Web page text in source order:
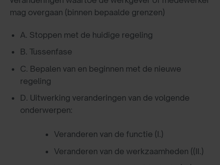
mag overgaan (binnen bepaalde grenzen)
A. Stoppen met de huidige regeling
B. Tussenfase
C. Bepalen van en beginnen met de nieuwe
regeling
D. Uitwerking veranderingen van de volgende
onderwerpen:
Veranderen van de functie (I.)
Veranderen van de werkzaamheden ((II.)